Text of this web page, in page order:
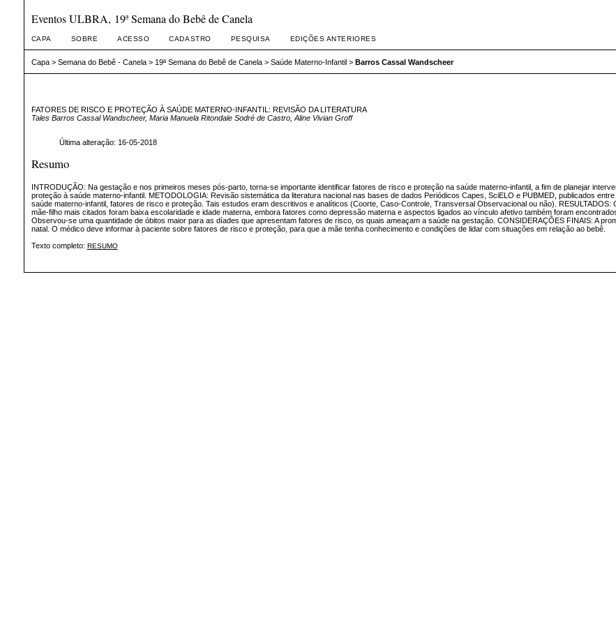
Eventos ULBRA, 19ª Semana do Bebê de Canela
CAPA SOBRE ACESSO CADASTRO PESQUISA EDIÇÕES ANTERIORES
Capa> Semana do Bebê - Canela> 19ª Semana do Bebê de Canela> Saúde Materno-Infantil> Barros Cassal Wandscheer
FATORES DE RISCO E PROTEÇÃO À SAÚDE MATERNO-INFANTIL: REVISÃO DA LITERATURA
Tales Barros Cassal Wandscheer, Maria Manuela Ritondale Sodré de Castro, Aline Vivian Groff
Última alteração: 16-05-2018
Resumo
INTRODUÇÃO: Na gestação e nos primeiros meses pós-parto, torna-se importante identificar fatores de risco e proteção na saúde materno-infantil, a fim de planejar
proteção à saúde materno-infantil. METODOLOGIA: Revisão sistemática da literatura nacional nas bases de dados Periódicos Capes, SciELO e PUBMED, publicados
saúde materno-infantil, fatores de risco e proteção. Tais estudos eram descritivos e analíticos (Coorte, Caso-Controle, Transversal Observacional ou não).
mãe-filho mais citados foram baixa escolaridade e idade materna, embora fatores como depressão materna e aspectos ligados ao vínculo afetivo também foram
Observou-se uma quantidade de óbitos maior para as díades que apresentam fatores de risco, os quais ameaçam a saúde na gestação. CONSIDERAÇÕES FINAIS: A
natal. O médico deve informar à paciente sobre fatores de risco e proteção, para que a mãe tenha conhecimento e condições de lidar com situações em relação ao bebê.
Texto completo: RESUMO